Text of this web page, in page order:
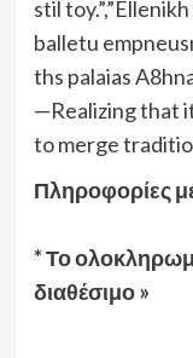
stil
balletu
ths palaias
—Realizing that
to merge
Πληροφορίες
* Το
διαθέσιμο »